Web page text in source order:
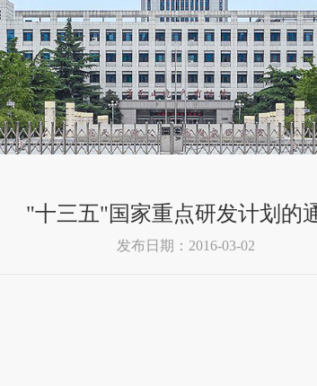
"十三五"国家重点研发计划的
发布日期：2016-03-02